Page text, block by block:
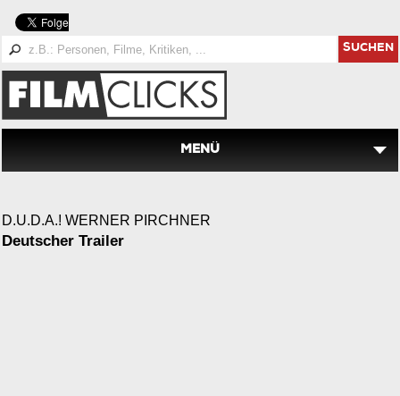
SUCHEN
MENÜ
D.U.D.A.! WERNER PIRCHNER
Deutscher Trailer